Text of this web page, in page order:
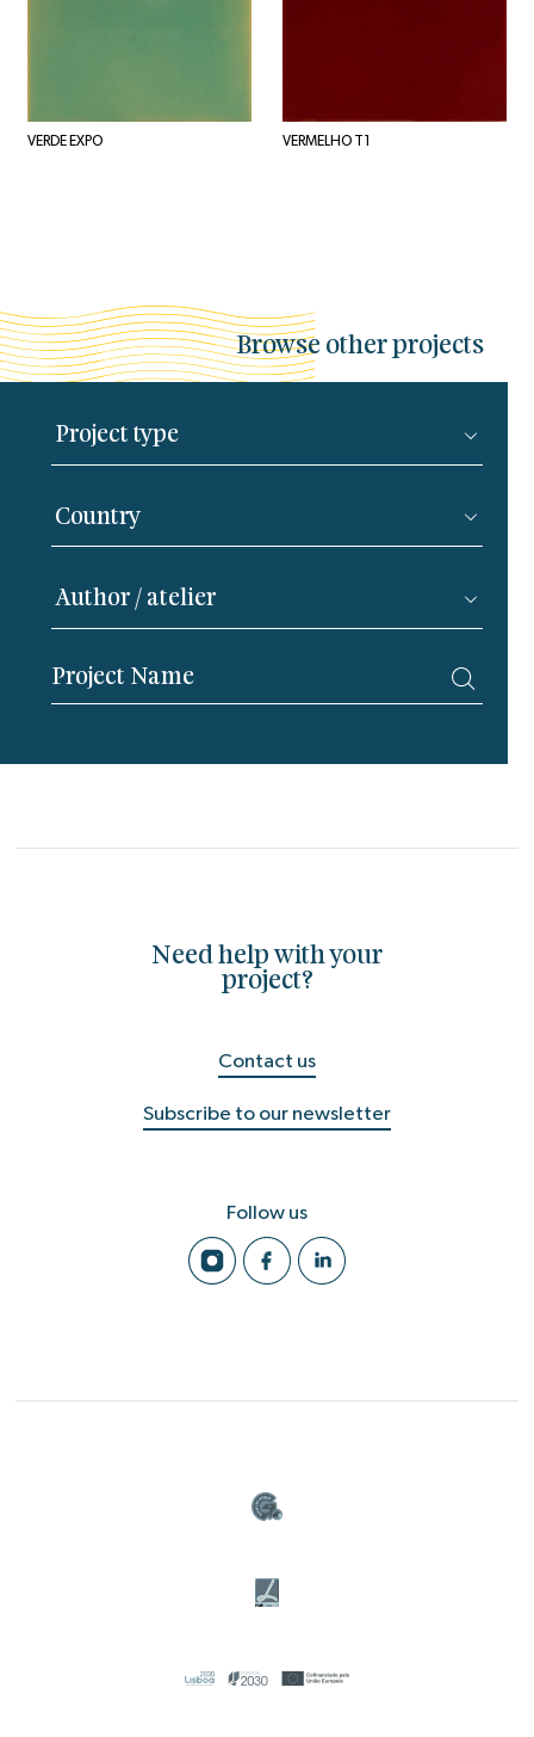
VERDE EXPO VERMELHO T1
Browse other projects
Need help with your
project?
Contact us
Subscribe to our newsletter
Follow us